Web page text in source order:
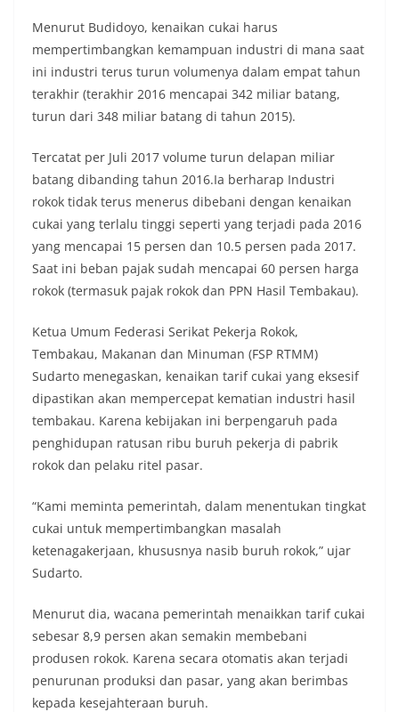
Menurut Budidoyo, kenaikan cukai harus
mempertimbangkan kemampuan industri di mana saat
ini industri terus turun volumenya dalam empat tahun
terakhir (terakhir 2016 mencapai 342 miliar batang,
turun dari 348 miliar batang di tahun 2015).
Tercatat per Juli 2017 volume turun delapan miliar
batang dibanding tahun 2016.Ia berharap Industri
rokok tidak terus menerus dibebani dengan kenaikan
cukai yang terlalu tinggi seperti yang terjadi pada 2016
yang mencapai 15 persen dan 10.5 persen pada 2017.
Saat ini beban pajak sudah mencapai 60 persen harga
rokok (termasuk pajak rokok dan PPN Hasil Tembakau).
Ketua Umum Federasi Serikat Pekerja Rokok,
Tembakau, Makanan dan Minuman (FSP RTMM)
Sudarto menegaskan, kenaikan tarif cukai yang eksesif
dipastikan akan mempercepat kematian industri hasil
tembakau. Karena kebijakan ini berpengaruh pada
penghidupan ratusan ribu buruh pekerja di pabrik
rokok dan pelaku ritel pasar.
“Kami meminta pemerintah, dalam menentukan tingkat
cukai untuk mempertimbangkan masalah
ketenagakerjaan, khususnya nasib buruh rokok,” ujar
Sudarto.
Menurut dia, wacana pemerintah menaikkan tarif cukai
sebesar 8,9 persen akan semakin membebani
produsen rokok. Karena secara otomatis akan terjadi
penurunan produksi dan pasar, yang akan berimbas
kepada kesejahteraan buruh.